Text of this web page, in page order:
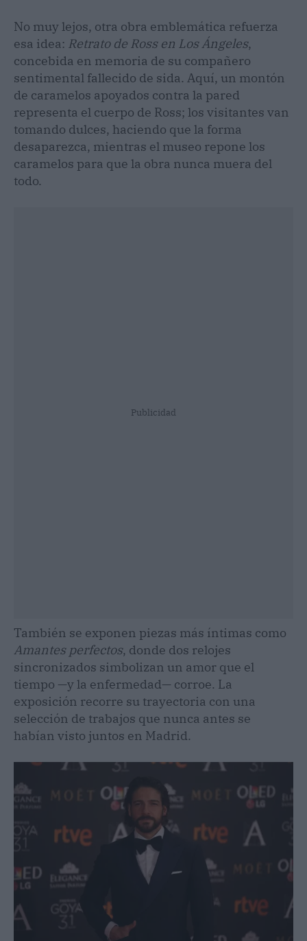
No muy lejos, otra obra emblemática refuerza
esa idea: Retrato de Ross en Los Ángeles,
concebida en memoria de su compañero
sentimental fallecido de sida. Aquí, un montón
de caramelos apoyados contra la pared
representa el cuerpo de Ross; los visitantes van
tomando dulces, haciendo que la forma
desaparezca, mientras el museo repone los
caramelos para que la obra nunca muera del
todo.
Publicidad
También se exponen piezas más íntimas como
Amantes perfectos, donde dos relojes
sincronizados simbolizan un amor que el
tiempo —y la enfermedad— corroe. La
exposición recorre su trayectoria con una
selección de trabajos que nunca antes se
habían visto juntos en Madrid.